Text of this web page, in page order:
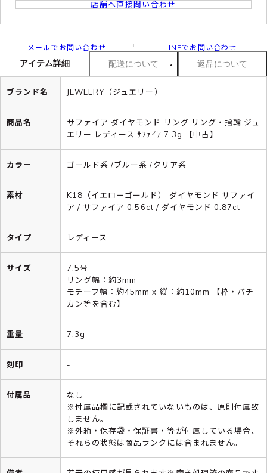
店舗へ直接問い合わせ
メールでお問い合わせ LINEでお問い合わせ
アイテム詳細 配送について 返品について
ブランド名 JEWELRY（ジュエリー）
商品名
サファイア ダイヤモンド リング リング・指輪 ジュ
エリー レディース ｻﾌｧｲｱ 7.3g 【中古】
カラー ゴールド系 /ブルー系 /クリア系
素材
K18（イエローゴールド） ダイヤモンド サファイ
ア / サファイア 0.56ct / ダイヤモンド 0.87ct
タイプ レディース
サイズ
7.5号
リング幅：約3mm
モチーフ幅：約45mm x 縦：約10mm 【枠・バチ
カン等を含む】
重量 7.3g
刻印 -
付属品
なし
※付属品欄に記載されていないものは、原則付属致
しません。
※外箱・保存袋・保証書・等が付属している場合、
それらの状態は商品ランクには含まれません。